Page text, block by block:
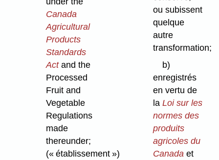
Canada
Agricultural
Products
Standards
Actand the
Processed
Fruit and
Vegetable
Regulations
made
thereunder;
(« établissement »)
ou subissent
quelque
autre
transformation;
b)
enregistrés
en vertu de
la Loi sur les
normes des
produits
agricoles du
Canada et